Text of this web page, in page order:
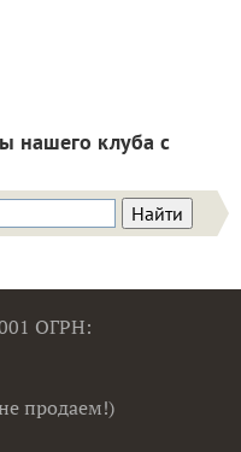
нашего клуба с
ОГРН:
продаем!)